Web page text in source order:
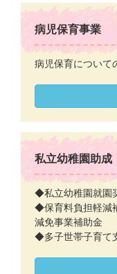
病児保育事業
病児保育について
私立幼稚園助成
◆私立幼稚園就園
◆保育料負担軽減
減免事業補助金
◆多子世帯子育て